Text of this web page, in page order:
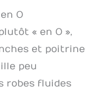
O
« en O »,
et poitrine
peu
robes fluides